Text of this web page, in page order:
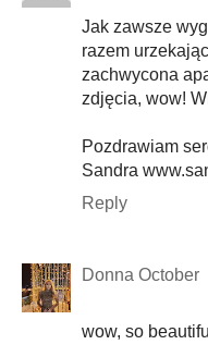
Jak zawsze
razem
zachwycona
zdjęcia, wow!
Pozdrawiam
Sandra
Reply
Donna October
wow, so